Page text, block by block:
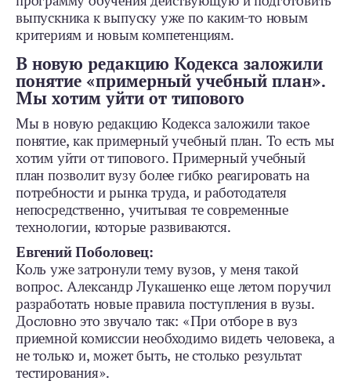
выпускника к выпуску уже по каким-то новым
критериям и новым компетенциям.
В новую редакцию Кодекса заложили
понятие «примерный учебный план».
Мы хотим уйти от типового
Мы в новую редакцию Кодекса заложили такое
понятие, как примерный учебный план. То есть мы
хотим уйти от типового. Примерный учебный
план позволит вузу более гибко реагировать на
потребности и рынка труда, и работодателя
непосредственно, учитывая те современные
технологии, которые развиваются.
Евгений Поболовец:
Коль уже затронули тему вузов, у меня такой
вопрос. Александр Лукашенко еще летом поручил
разработать новые правила поступления в вузы.
Дословно это звучало так: «При отборе в вуз
приемной комиссии необходимо видеть человека, а
не только и, может быть, не столько результат
тестирования».